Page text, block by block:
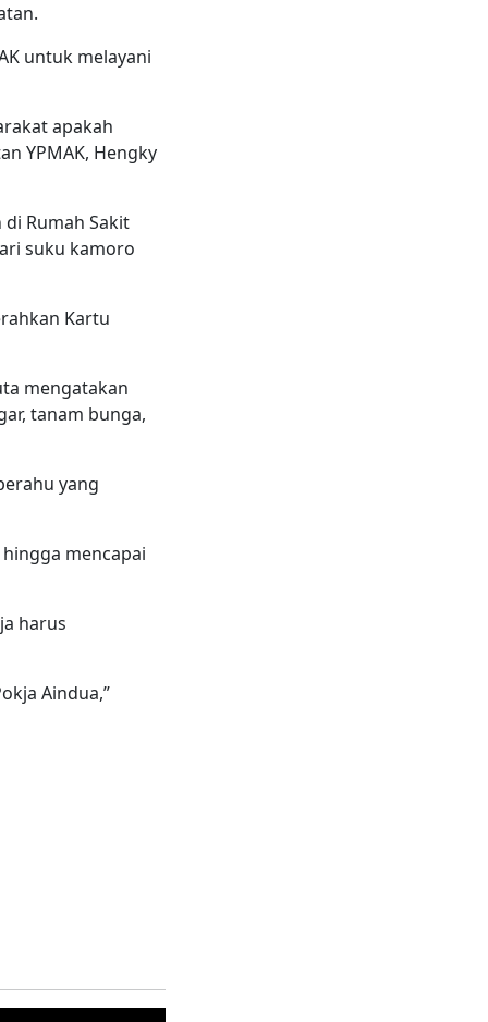
untuk melayani
apakah
YPMAK, Hengky
Rumah Sakit
suku kamoro
Kartu
mengatakan
tanam bunga,
yang
mencapai
harus
Aindua,”